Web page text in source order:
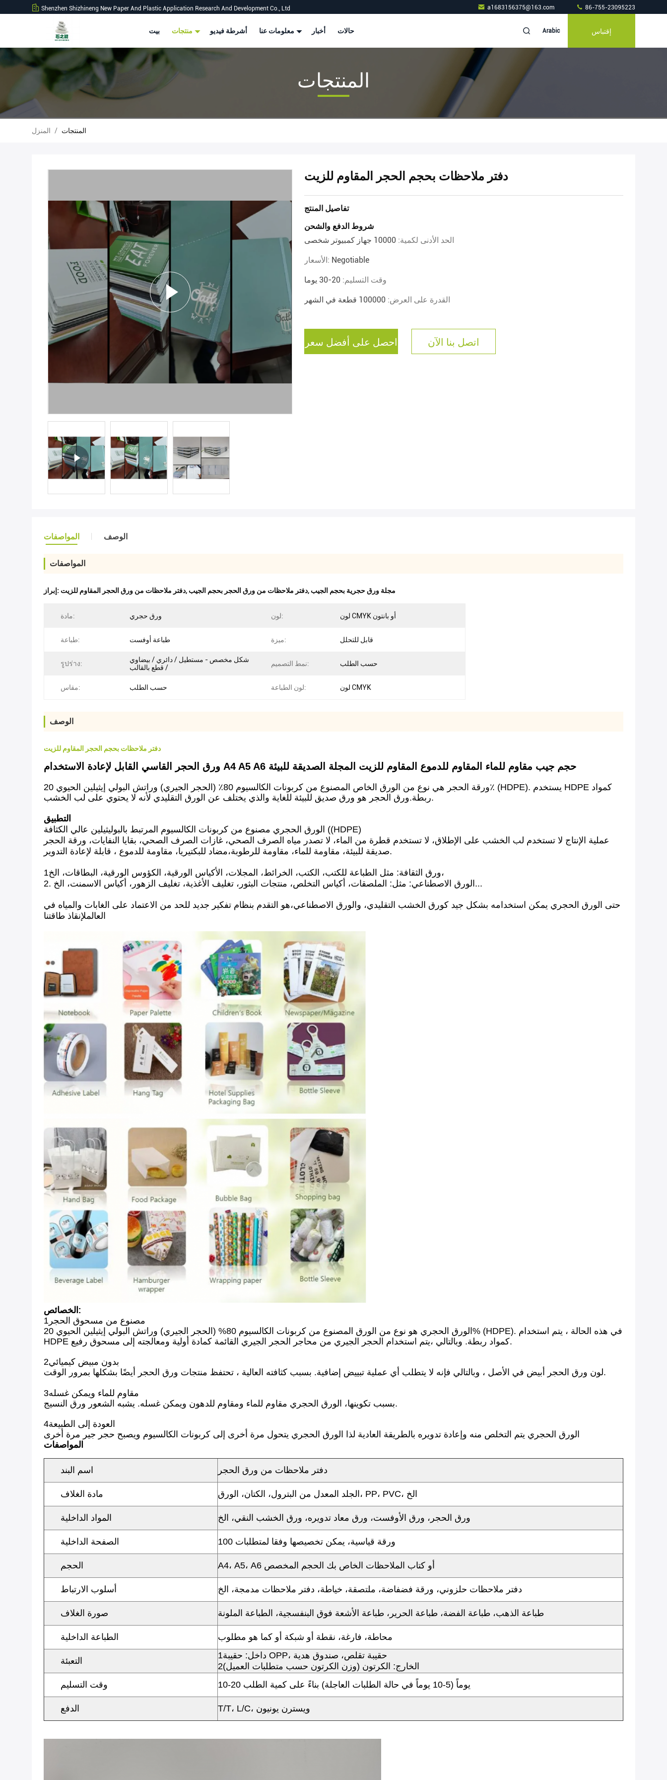
Shenzhen Shizhineng New Paper And Plastic Application Research And Development Co., Ltd a1683156375@163.com 86-755-23095223
بيت أشرطة فيديو أخبار حالات Arabic إقتباس
المنتجات
المنزل / المنتجات
دفتر ملاحظات بحجم الحجر المقاوم للزيت
تفاصيل المنتج
شروط الدفع والشحن
الحد الأدنى لكمية: 10000 جهاز كمبيوتر شخصى
الأسعار: Negotiable
وقت التسليم: 20-30 يوما
القدرة على العرض: 100000 قطعة في الشهر
احصل على أفضل سعر اتصل بنا الآن
المواصفات الوصف
المواصفات
إبراز: دفتر ملاحظات من ورق الحجر المقاوم للزيت, دفتر ملاحظات من ورق الحجر بحجم الجيب, مجلة ورق حجرية بحجم الجيب
مادة: ورق حجري لون: لون CMYK أو بانتون
طباعة: طباعة أوفست ميزة: قابل للتحلل
รูปร่าง:
شكل مخصص - مستطيل / دائري / بيضاوي
/ قطع بالقالب
نمط التصميم: حسب الطلب
مقاس: حسب الطلب لون الطباعة: لون CMYK
الوصف
دفتر ملاحظات بحجم الحجر المقاوم للزيت
ورق الحجر القاسي القابل لإعادة الاستخدام A4 A5 A6 حجم جيب مقاوم للماء المقاوم للدموع المقاوم للزيت المجلة الصديقة للبيئة
ورقة الحجر هي نوع من الورق الخاص المصنوع من كربونات الكالسيوم 80٪ (الحجر الجيري) وراتش البولي إيثيلين الحيوي 20٪ (HDPE). يستخدم HDPE كمواد
ربطة.ورق الحجر هو ورق صديق للبيئة للغاية والذي يختلف عن الورق التقليدي لأنه لا يحتوي على لب الخشب.
التطبيق
الورق الحجري مصنوع من كربونات الكالسيوم المرتبط بالبوليثيلين عالي الكثافة ((HDPE)
عملية الإنتاج لا تستخدم لب الخشب على الإطلاق، لا تستخدم قطرة من الماء، لا تصدر مياه الصرف الصحي، غازات الصرف الصحي، بقايا النفايات، ورقة الحجر
صديقة للبيئة، مقاومة للماء، مقاومة للرطوبة،مضاد للبكتيريا، مقاومة للدموع ، قابلة لإعادة التدوير.
1ورق الثقافة: مثل الطباعة للكتب، الكتب، الخرائط، المجلات، الأكياس الورقية، الكؤوس الورقية، البطاقات، الخ،
2. الورق الاصطناعي: مثل: الملصقات، أكياس التخلص، منتجات البثور، تغليف الأغذية، تغليف الزهور، أكياس الاسمنت، الخ...
حتى الورق الحجري يمكن استخدامه بشكل جيد كورق الخشب التقليدي، والورق الاصطناعي،هو التقدم بنظام تفكير جديد للحد من الاعتماد على الغابات والمياه في
العالملإنقاذ طاقتنا
الخصائص:
1مصنوع من مسحوق الحجر
الورق الحجري هو نوع من الورق المصنوع من كربونات الكالسيوم 80% (الحجر الجيري) وراتش البولي إيثيلين الحيوي 20% (HDPE). في هذه الحالة ، يتم استخدام
HDPE كمواد ربطة. وبالتالي ،يتم استخدام الحجر الجيري من محاجر الحجر الجيري القائمة كمادة أولية ومعالجته إلى مسحوق رفيع.
2بدون مبيض كيميائي
لون ورق الحجر أبيض في الأصل ، وبالتالي فإنه لا يتطلب أي عملية تبييض إضافية. بسبب كثافته العالية ، تحتفظ منتجات ورق الحجر أيضًا بشكلها بمرور الوقت.
3مقاوم للماء ويمكن غسله
بسبب تكوينها، الورق الحجري مقاوم للماء ومقاوم للدهون ويمكن غسله. يشبه الشعور ورق النسيج.
4العودة إلى الطبيعة
الورق الحجري يتم التخلص منه وإعادة تدويره بالطريقة العادية لذا الورق الحجري يتحول مرة أخرى إلى كربونات الكالسيوم ويصبح حجر جير مرة أخرى
المواصفات
اسم البند دفتر ملاحظات من ورق الحجر
مادة الغلاف الجلد المعدل من البترول، الكتان، الورق، PP، PVC، الخ
المواد الداخلية ورق الحجر، ورق الأوفست، ورق معاد تدويره، ورق الخشب النقي، الخ
الصفحة الداخلية 100 ورقة قياسية، يمكن تخصيصها وفقا لمتطلبات
الحجم A4، A5، A6 أو كتاب الملاحظات الخاص بك الحجم المخصص
أسلوب الارتباط دفتر ملاحظات حلزوني، ورقة فضفاضة، ملتصقة، خياطة، دفتر ملاحظات مدمجة، الخ
صورة الغلاف طباعة الذهب، طباعة الفضة، طباعة الحرير، طباعة الأشعة فوق البنفسجية، الطباعة الملونة
الطباعة الداخلية محاطة، فارغة، نقطة أو شبكة أو كما هو مطلوب
التعبئة
1داخل: حقيبة OPP، حقيبة تقلص، صندوق هدية
2الخارج: الكرتون (وزن الكرتون حسب متطلبات العميل)
وقت التسليم
10-20 يوماً (5-10 يوماً في حالة الطلبات العاجلة) بناءً على كمية الطلب
الدفع T/T، L/C، ويسترن يونيون